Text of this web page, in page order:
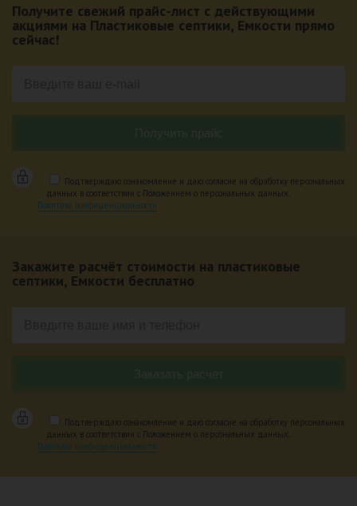
Получите свежий прайс-лист с действующими
акциями на Пластиковые септики, Емкости прямо
сейчас!
Подтверждаю ознакомление и даю согласие на обработку персональных
данных в соответствии с Положением о персональных данных.
Политика конфиденциальности
Закажите расчёт стоимости на пластиковые
септики, Емкости бесплатно
Подтверждаю ознакомление и даю согласие на обработку персональных
данных в соответствии с Положением о персональных данных.
Политика конфиденциальности